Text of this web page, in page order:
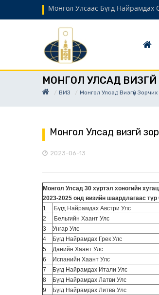
Монгол Улсаас Бүгд Найрамдах
МОНГОЛ УЛСАД
ВИЗ Монгол Улсад Визгүй
Монгол Улсад визгүй
2023-06-13
Монгол Улсад 30 хүртэл хоногийн
2023-2025 онд визийн шаардлагаас
1
Бүгд Найрамдах Австри Улс
2
Бельгийн Хаант Улс
3
Унгар Улс
4
Бүгд Найрамдах Грек Улс
5
Данийн Хаант Улс
6
Испанийн Хаант Улс
7
Бүгд Найрамдах Итали Улс
8
Бүгд Найрамдах Латви Улс
9
Бүгд Найрамдах Литва Улс